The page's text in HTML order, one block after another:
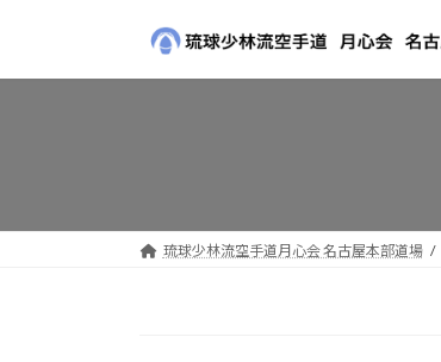
琉球少林流空手道月心会 名古屋本部道場